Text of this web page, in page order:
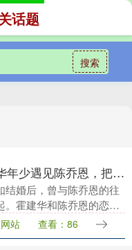
搜索
话题
策略红 霍建华年少遇见陈乔恩，把最好的爱给了她，为什么最后娶了林心如
结婚后，曾与陈乔恩的往
。霍建华和陈乔恩的恋
拍摄电视剧《千金百分
那时，他们年龄相仿，都
站 查看：86